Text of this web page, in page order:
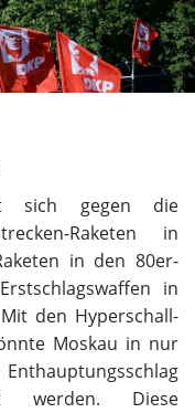
sich gegen die
Raketen in
in den 80er-
in
den Hyperschall-
Moskau in nur
werden. Diese